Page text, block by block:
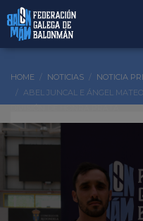
HOME NOTICIAS
NOTICIA
ABEL JUNCAL E ÁNGEL